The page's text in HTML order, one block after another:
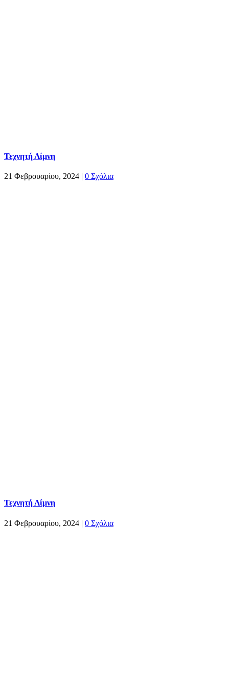
Τεχνητή Λίμνη
21 Φεβρουαρίου, 2024 | 0 Σχόλια
Τεχνητή Λίμνη
21 Φεβρουαρίου, 2024 | 0 Σχόλια